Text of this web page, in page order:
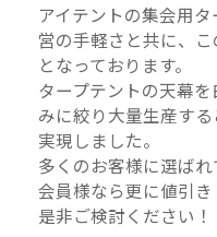
アイテントの集会用
営の手軽さと共に、
となっております。
タープテントの天幕
みに絞り大量生産す
実現しました。
多くのお客様に選ばれ
会員様なら更に値引き
是非ご検討ください！